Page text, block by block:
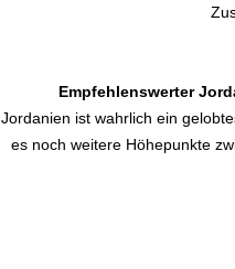
Empfehlenswerter
Jordanien ist wahrlich ein
es noch weitere Höhepunkte